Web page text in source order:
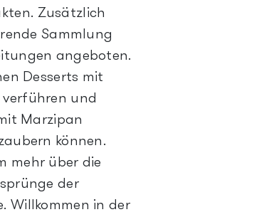
Zusätzlich
Sammlung
angeboten.
Desserts mit
verführen und
Marzipan
können.
mehr über die
der
Willkommen in der